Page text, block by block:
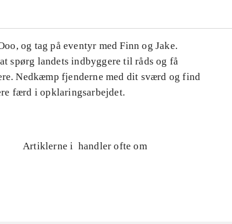
og tag på eventyr med Finn og Jake.
spørg landets indbyggere til råds og få
Nedkæmp fjenderne med dit sværd og find
færd i opklaringsarbejdet.
Artiklerne i handler ofte om